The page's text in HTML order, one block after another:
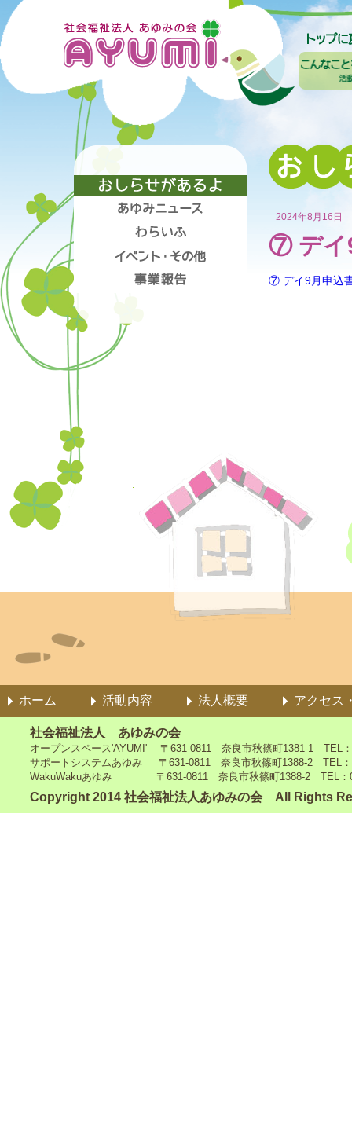
2024年8月16日
⑦ デイ
⑦ デイ9月申込
ホーム 活動内容 法人概要 アクセス
社会福祉法人 あゆみの会
オープンスペース'AYUMI' 〒631-0811 奈良市秋篠町1381-1 TEL
サポートシステムあゆみ 〒631-0811 奈良市秋篠町1388-2 TEL：
WakuWakuあゆみ 〒631-0811 奈良市秋篠町1388-2 TEL：
Copyright 2014 社会福祉法人あゆみの会 All Rights